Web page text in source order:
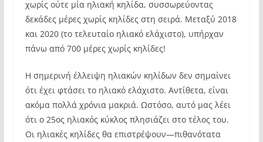
χωρίς ούτε μία ηλιακή κηλίδα, συσσωρεύοντας
δεκάδες μέρες χωρίς κηλίδες στη σειρά. Μεταξύ 2018
και 2020 (το τελευταίο ηλιακό ελάχιστο), υπήρχαν
πάνω από 700 μέρες χωρίς κηλίδες!
Η σημερινή έλλειψη ηλιακών κηλίδων δεν σημαίνει
ότι έχει φτάσει το ηλιακό ελάχιστο. Αντίθετα, είναι
ακόμα πολλά χρόνια μακριά. Ωστόσο, αυτό μας λέει
ότι ο 25ος ηλιακός κύκλος πλησιάζει στο τέλος του.
Οι ηλιακές κηλίδες θα επιστρέψουν—πιθανότατα